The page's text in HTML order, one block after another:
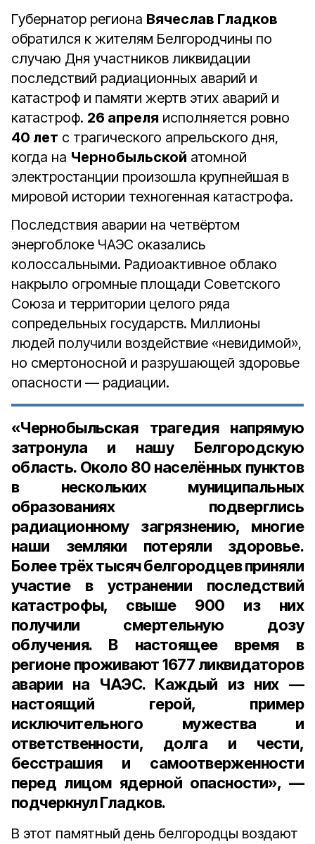
Губернатор региона Вячеслав Гладков
обратился к жителям Белгородчины по
случаю Дня участников ликвидации
последствий радиационных аварий и
катастроф и памяти жертв этих аварий и
катастроф. 26 апреля исполняется ровно
40 лет с трагического апрельского дня,
когда на Чернобыльской атомной
электростанции произошла крупнейшая в
мировой истории техногенная катастрофа.
Последствия аварии на четвёртом
энергоблоке ЧАЭС оказались
колоссальными. Радиоактивное облако
накрыло огромные площади Советского
Союза и территории целого ряда
сопредельных государств. Миллионы
людей получили воздействие «невидимой»,
но смертоносной и разрушающей здоровье
опасности — радиации.
«Чернобыльская трагедия напрямую
затронула и нашу Белгородскую
область. Около 80 населённых пунктов
в нескольких муниципальных
образованиях подверглись
радиационному загрязнению, многие
наши земляки потеряли здоровье.
Более трёх тысяч белгородцев приняли
участие в устранении последствий
катастрофы, свыше 900 из них
получили смертельную дозу
облучения. В настоящее время в
регионе проживают 1677 ликвидаторов
аварии на ЧАЭС. Каждый из них —
настоящий герой, пример
исключительного мужества и
ответственности, долга и чести,
бесстрашия и самоотверженности
перед лицом ядерной опасности», —
подчеркнул Гладков.
В этот памятный день белгородцы воздают